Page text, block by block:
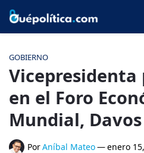
GOBIERNO
en el Foro
Mundial,
PorAníbal Mateo—enero